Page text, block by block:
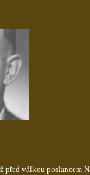
před válkou poslancem